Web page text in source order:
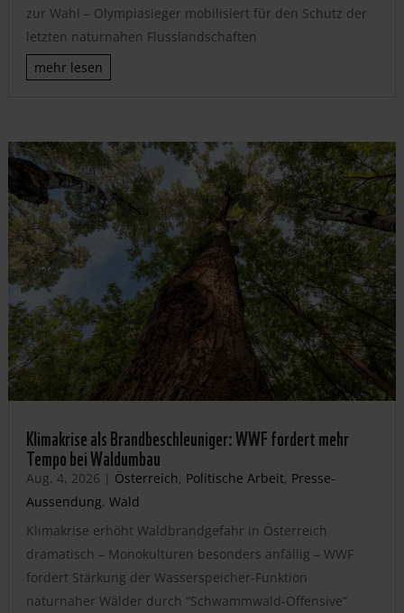
zur Wahl – Olympiasieger mobilisiert für den Schutz der
letzten naturnahen Flusslandschaften
mehr lesen
Klimakrise als Brandbeschleuniger: WWF fordert mehr
Tempo bei Waldumbau
Aug. 4, 2026 | Österreich, Politische Arbeit, Presse-
Aussendung, Wald
Klimakrise erhöht Waldbrandgefahr in Österreich
dramatisch – Monokulturen besonders anfällig – WWF
fordert Stärkung der Wasserspeicher-Funktion
naturnaher Wälder durch “Schwammwald-Offensive”